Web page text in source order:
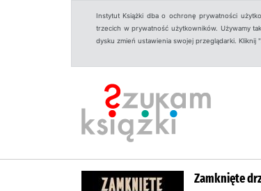
Instytut Książki dba o ochronę prywatności
trzecich w prywatność użytkowników. Używamy
dysku zmień ustawienia swojej przeglądarki. Kliknij
Zamknięte